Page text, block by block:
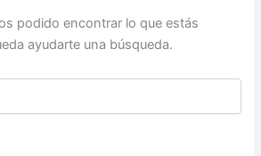
podido encontrar lo que estás
ayudarte una búsqueda.